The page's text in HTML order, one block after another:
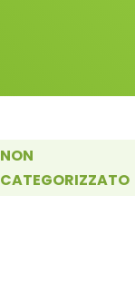
NON
CATEGORIZZATO